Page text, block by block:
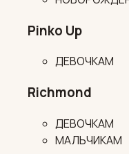
Pinko Up
ДЕВОЧКАМ
Richmond
ДЕВОЧКАМ
МАЛЬЧИКАМ